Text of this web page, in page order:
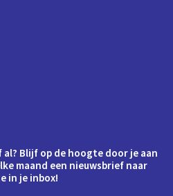
Blijf op de hoogte door je aan
maand een nieuwsbrief naar
in je inbox!